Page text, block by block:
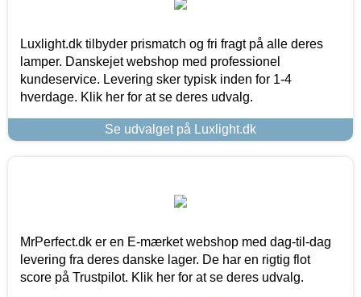
Luxlight.dk tilbyder prismatch og fri fragt på alle deres
lamper. Danskejet webshop med professionel
kundeservice. Levering sker typisk inden for 1-4
hverdage. Klik her for at se deres udvalg.
Se udvalget på Luxlight.dk
MrPerfect.dk er en E-mærket webshop med dag-til-dag
levering fra deres danske lager. De har en rigtig flot
score på Trustpilot. Klik her for at se deres udvalg.